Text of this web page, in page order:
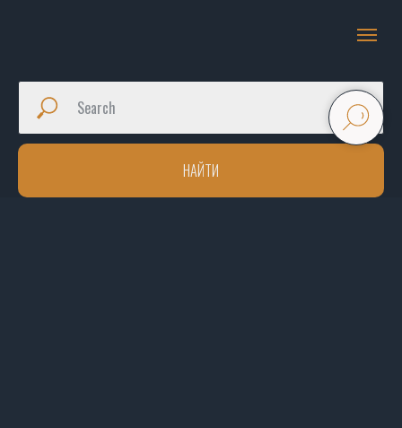
НАЙТИ